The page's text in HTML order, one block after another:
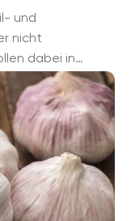
und
nicht
dabei in
Unterschiede